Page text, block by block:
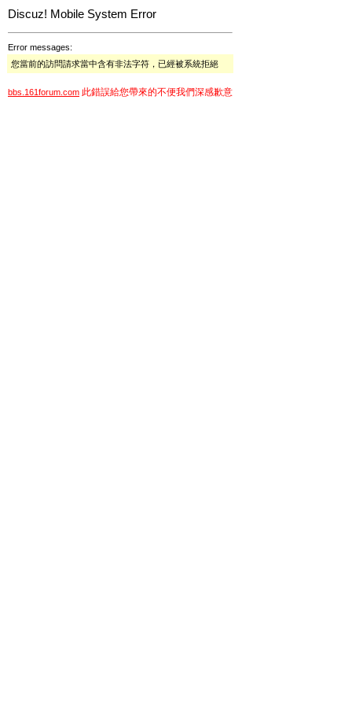
Discuz! Mobile System Error
Error messages:
您當前的訪問請求當中含有非法字符，已經被系統拒絕
bbs.161forum.com 此錯誤給您帶來的不便我們深感歉意